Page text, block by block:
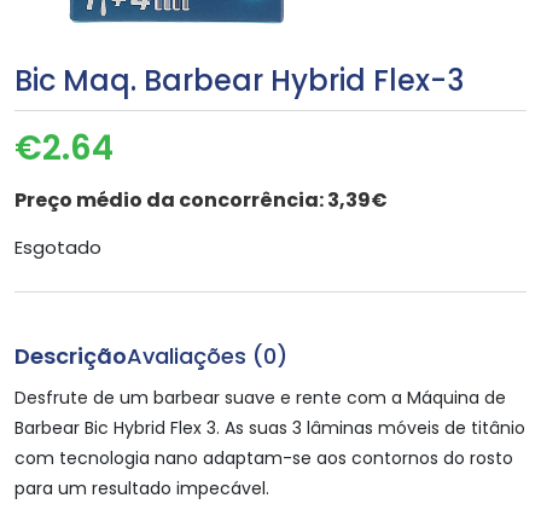
Bic Maq. Barbear Hybrid Flex-3
€2.64
Preço médio da concorrência:3,39€
Esgotado
DescriçãoAvaliações (0)
Desfrute de um barbear suave e rente com a Máquina de
Barbear Bic Hybrid Flex 3. As suas 3 lâminas móveis de titânio
com tecnologia nano adaptam-se aos contornos do rosto
para um resultado impecável.